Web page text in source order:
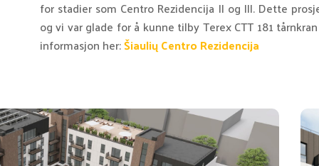
for stadier som Centro Rezidencija II og III. Dette
og vi var glade for å kunne tilby Terex CTT 181
informasjon her:Šiaulių Centro Rezidencija